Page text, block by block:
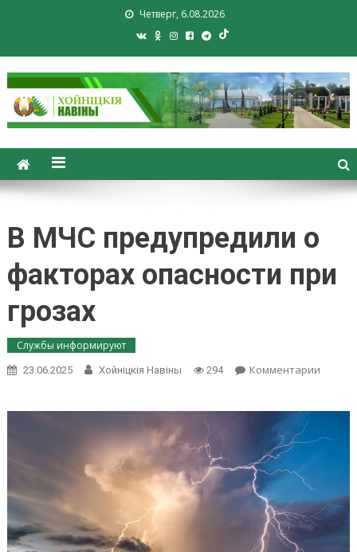
Четверг, 6.08.2026
Хойники. Хойнiцкiя навiны.
Новости Хойник. Районная
В МЧС предупредили о
факторах опасности при
грозах
Службы информируют
23.06.2025 Хойнiцкiя Навiны 294 Комментарииon
грозах